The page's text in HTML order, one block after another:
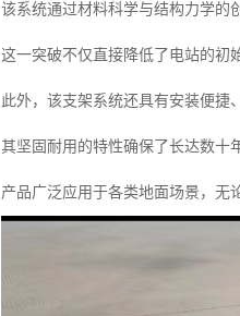
该系统通过材料科学与结构力学的
这一突破不仅直接降低了电站的初
此外，该支架系统还具有安装便捷
其坚固耐用的特性确保了长达数十
产品广泛应用于各类地面场景，无